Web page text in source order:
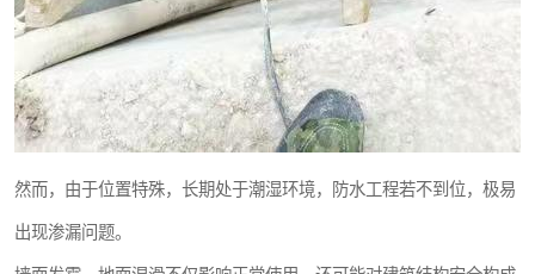
然而，由于位置特殊，长期处于潮湿环境，防水工程若不到位，极易
出现渗漏问题。